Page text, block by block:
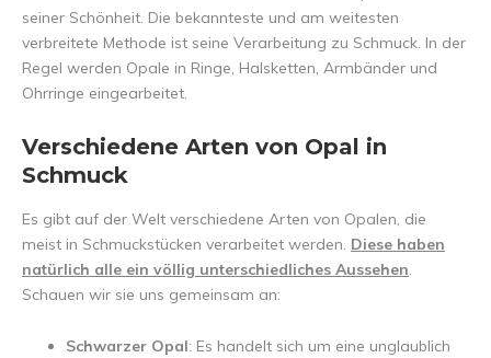
seiner Schönheit. Die bekannteste und am weitesten
verbreitete Methode ist seine Verarbeitung zu Schmuck. In der
Regel werden Opale in Ringe, Halsketten, Armbänder und
Ohrringe eingearbeitet.
Verschiedene Arten von Opal in
Schmuck
Es gibt auf der Welt verschiedene Arten von Opalen, die
meist in Schmuckstücken verarbeitet werden. Diese haben
natürlich alle ein völlig unterschiedliches Aussehen.
Schauen wir sie uns gemeinsam an:
Schwarzer Opal: Es handelt sich um eine unglaublich